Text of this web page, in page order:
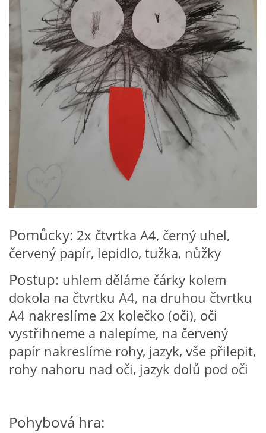
VZDĚLÁVACÍ BLOK ZÁŘÍ
VZDĚLÁVACÍ BLOK ŘÍJEN
VZDĚLÁVACÍ BLOK LISTOPAD
VZDĚLÁVACÍ BLOK PROSINEC
VZDĚLÁVACÍ BLOK LEDEN
VZDĚLÁVACÍ BLOK ÚNOR
VZDĚLÁVACÍ BLOK BŘEZEN
VZDĚLÁVACÍ BLOK DUBEN
VÝTVARNÉ TECHNIKY
VÝTVARNÉ POMŮCKY
VÝTVARNÉ AKTIVITY - LÉTO
Pomůcky: 2x čtvrtka A4, černý uhel,
červený papír, lepidlo, tužka, nůžky
Postup: uhlem děláme čárky kolem
dokola na čtvrtku A4, na druhou čtvrtku
A4 nakreslíme 2x kolečko (oči), oči
vystřihneme a nalepíme, na červený
papír nakreslíme rohy, jazyk, vše přilepit,
rohy nahoru nad oči, jazyk dolů pod oči
Pohybová hra: